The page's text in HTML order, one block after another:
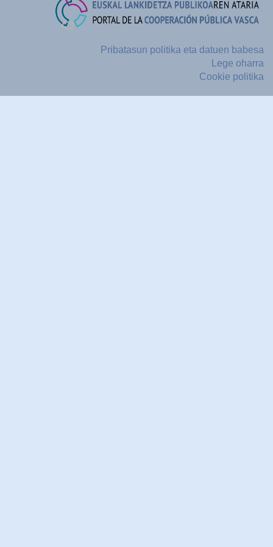
Pribatasun politika eta datuen babesa
Lege oharra
Cookie politika